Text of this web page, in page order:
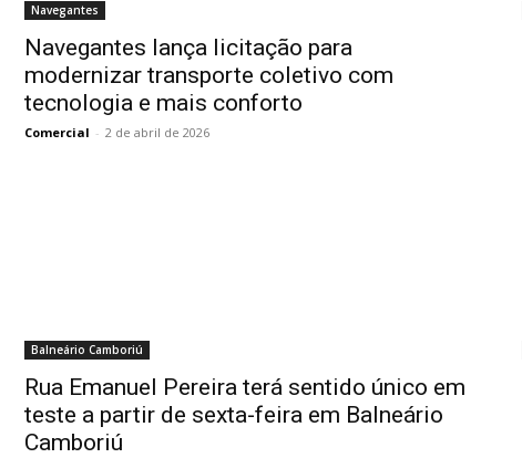
Navegantes
Navegantes lança licitação para
modernizar transporte coletivo com
tecnologia e mais conforto
Comercial - 2 de abril de 2026
Balneário Camboriú
Rua Emanuel Pereira terá sentido único em
teste a partir de sexta-feira em Balneário
Camboriú